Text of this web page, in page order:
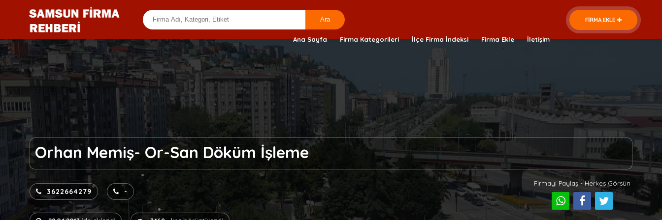
FİRMA EKLE
Ana Sayfa Firma Kategorileri İlçe Firma İndeksi Firma Ekle İletişim
Orhan Memiş- Or-San Döküm İşleme
3622664279 -
Firmayı Paylaş - Herkes Görsün